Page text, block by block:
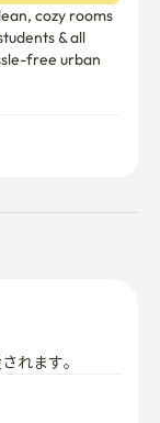
cozy rooms
& all
free urban
れます。